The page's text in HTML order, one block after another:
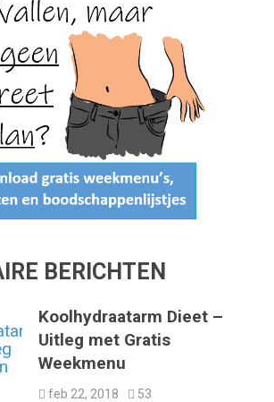
BERICHTEN
Koolhydraatarm Dieet –
Uitleg met Gratis
Weekmenu
feb 22, 2018 53